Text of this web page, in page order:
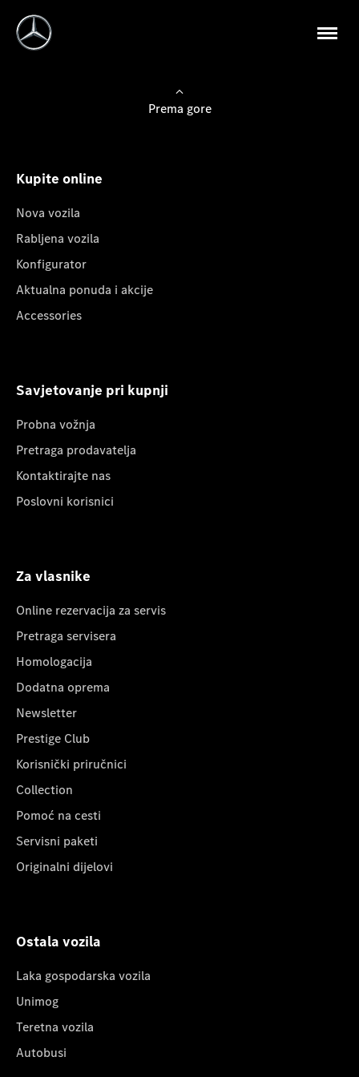
Prema gore
Kupite online
Nova vozila
Rabljena vozila
Konfigurator
Aktualna ponuda i akcije
Accessories
Savjetovanje pri kupnji
Probna vožnja
Pretraga prodavatelja
Kontaktirajte nas
Poslovni korisnici
Za vlasnike
Online rezervacija za servis
Pretraga servisera
Homologacija
Dodatna oprema
Newsletter
Prestige Club
Korisnički priručnici
Collection
Pomoć na cesti
Servisni paketi
Originalni dijelovi
Ostala vozila
Laka gospodarska vozila
Unimog
Teretna vozila
Autobusi